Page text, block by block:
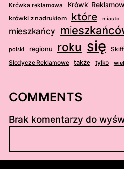
Krówka reklamowa
Krówki
krówki z nadrukiem które miasto
mieszkańcy
polski regionu roku się
Słodycze Reklamowe także tylko
COMMENTS
Brak komentarzy do
u